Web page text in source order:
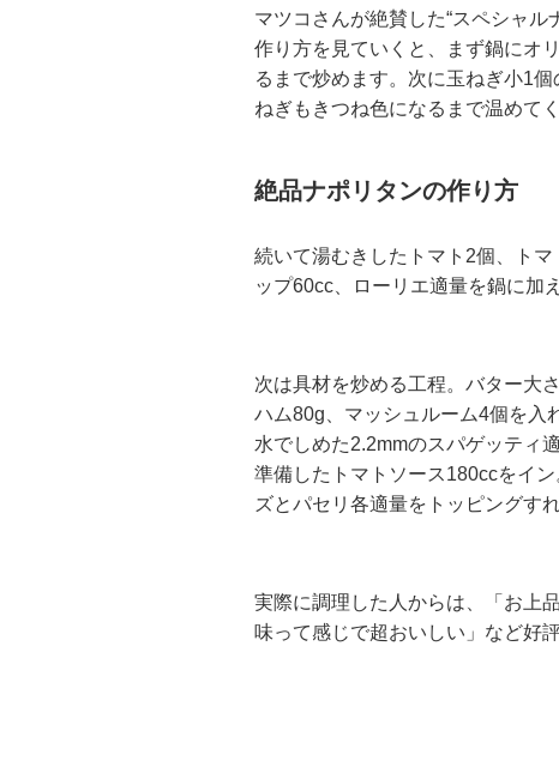
マツコさんが絶賛した“スペシャル
作り方を見ていくと、まず鍋にオ
るまで炒めます。次に玉ねぎ小1
ねぎもきつね色になるまで温めてく
絶品ナポリタンの作り方
続いて湯むきしたトマト2個、ト
ップ60cc、ローリエ適量を鍋に加
次は具材を炒める工程。バター大
ハム80g、マッシュルーム4個を入
水でしめた2.2mmのスパゲッティ
準備したトマトソース180ccをイ
ズとパセリ各適量をトッピングす
実際に調理した人からは、「お上
味って感じで超おいしい」など好